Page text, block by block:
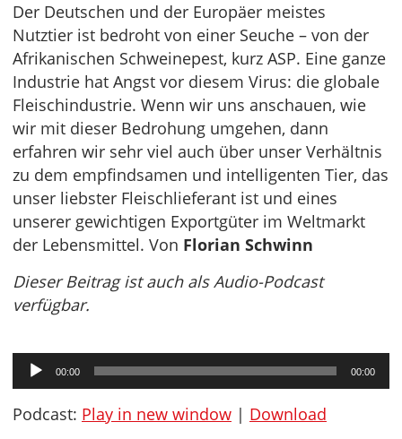
Der Deutschen und der Europäer meistes
Nutztier ist bedroht von einer Seuche – von der
Afrikanischen Schweinepest, kurz ASP. Eine ganze
Industrie hat Angst vor diesem Virus: die globale
Fleischindustrie. Wenn wir uns anschauen, wie
wir mit dieser Bedrohung umgehen, dann
erfahren wir sehr viel auch über unser Verhältnis
zu dem empfindsamen und intelligenten Tier, das
unser liebster Fleischlieferant ist und eines
unserer gewichtigen Exportgüter im Weltmarkt
der Lebensmittel. Von Florian Schwinn
Dieser Beitrag ist auch als Audio-Podcast
verfügbar.
Audio-
Player
00:00 00:00
Podcast: Play in new window | Download